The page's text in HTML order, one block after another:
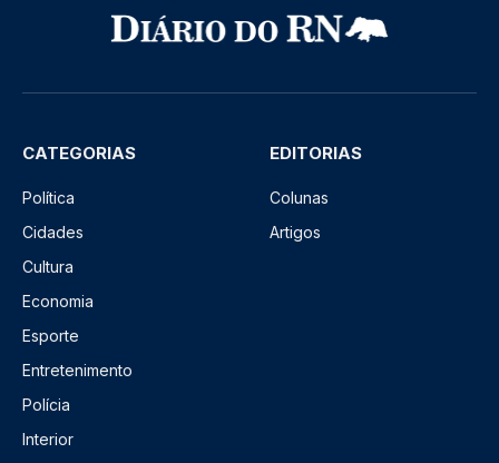
CATEGORIAS
Política
Cidades
Cultura
Economia
Esporte
Entretenimento
Polícia
Interior
EDITORIAS
Colunas
Artigos